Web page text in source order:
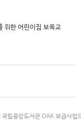
한 어린이집 보육교
립중앙도서관 OAK 보급사업